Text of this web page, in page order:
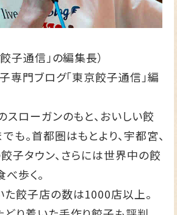
餃子通信」の編集長）
専門ブログ「東京餃子通信」編
スローガンのもと、おいしい餃
も。首都圏はもとより、宇都宮、
子タウン、さらには世界中の餃
歩く。
た餃子店の数は1000店以上。